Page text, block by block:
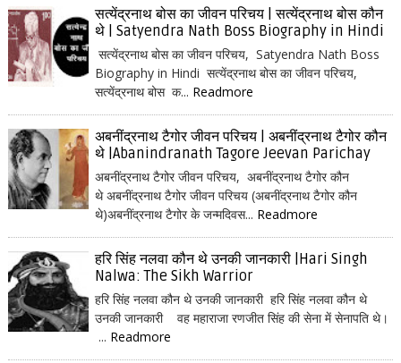
सत्येंद्रनाथ बोस का जीवन परिचय | सत्येंद्रनाथ बोस कौन
थे | Satyendra Nath Boss Biography in Hindi
सत्येंद्रनाथ बोस का जीवन परिचय, Satyendra Nath Boss
Biography in Hindi सत्येंद्रनाथ बोस का जीवन परिचय,
सत्येंद्रनाथ बोस क... Readmore
अबनींद्रनाथ टैगोर जीवन परिचय | अबनींद्रनाथ टैगोर कौन
थे |Abanindranath Tagore Jeevan Parichay
अबनींद्रनाथ टैगोर जीवन परिचय, अबनींद्रनाथ टैगोर कौन
थे अबनींद्रनाथ टैगोर जीवन परिचय (अबनींद्रनाथ टैगोर कौन
थे)अबनींद्रनाथ टैगोर के जन्मदिवस... Readmore
हरि सिंह नलवा कौन थे उनकी जानकारी |Hari Singh
Nalwa: The Sikh Warrior
हरि सिंह नलवा कौन थे उनकी जानकारी हरि सिंह नलवा कौन थे
उनकी जानकारी वह महाराजा रणजीत सिंह की सेना में सेनापति थे।
... Readmore